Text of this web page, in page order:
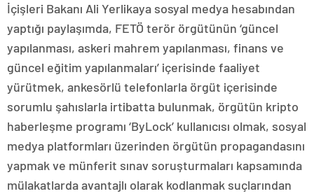
İçişleri Bakanı Ali Yerlikaya sosyal medya hesabından
yaptığı paylaşımda, FETÖ terör örgütünün ‘güncel
yapılanması, askeri mahrem yapılanması, finans ve
güncel eğitim yapılanmaları’ içerisinde faaliyet
yürütmek, ankesörlü telefonlarla örgüt içerisinde
sorumlu şahıslarla irtibatta bulunmak, örgütün kripto
haberleşme programı ‘ByLock’ kullanıcısı olmak, sosyal
medya platformları üzerinden örgütün propagandasını
yapmak ve münferit sınav soruşturmaları kapsamında
mülakatlarda avantajlı olarak kodlanmak suçlarından